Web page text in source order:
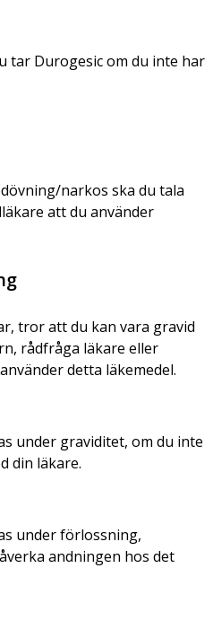
tar Durogesic om du inte har
narkos ska du tala
att du använder
tror att du kan vara gravid
rådfråga läkare eller
detta läkemedel.
under graviditet, om du inte
din läkare.
under förlossning,
andningen hos det